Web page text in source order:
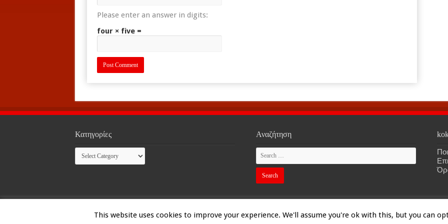
Please enter an answer in digits:
four × five =
Κατηγορίες
Κατηγορίες
Αναζήτηση
© Copyright 2026, All Rights Reserved
This website uses cookies to improve your experience. We'll assume you're ok with this, but you can